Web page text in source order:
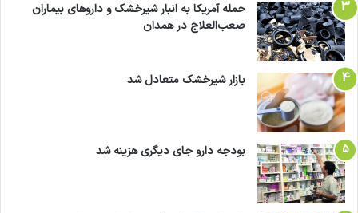
حمله آمریکا به انبار شیرخشک و داروهای بیماران
صعب‌العلاج در همدان
بازار شیرخشک متعادل شد
بودجه دارو جای دیگری هزینه شد